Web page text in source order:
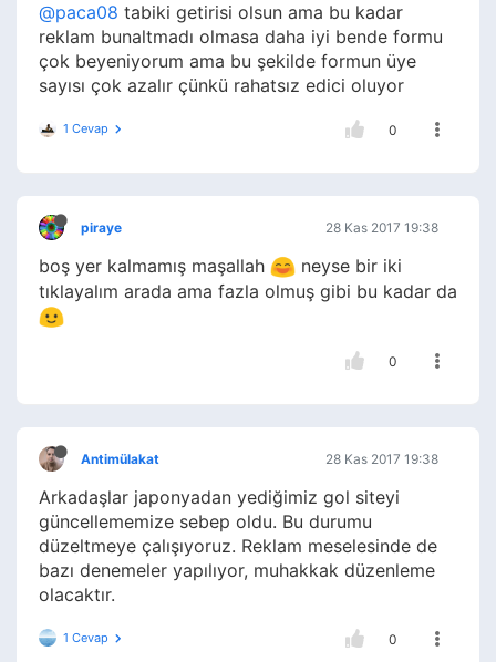
@paca08 tabiki getirisi olsun ama bu kadar
reklam bunaltmadı olmasa daha iyi bende formu
çok beyeniyorum ama bu şekilde formun üye
sayısı çok azalır çünkü rahatsız edici oluyor
1 Cevap 0
piraye 28 Kas 2017 19:38
boş yer kalmamış maşallah
neyse bir iki
tıklayalım arada ama fazla olmuş gibi bu kadar da
0
Antimülakat 28 Kas 2017 19:38
Arkadaşlar japonyadan yediğimiz gol siteyi
güncellememize sebep oldu. Bu durumu
düzeltmeye çalışıyoruz. Reklam meselesinde de
bazı denemeler yapılıyor, muhakkak düzenleme
olacaktır.
1 Cevap 0